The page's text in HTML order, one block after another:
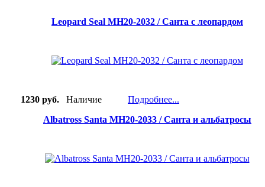
Leopard Seal MH20-2032 / Санта с леопардом
1230 руб. Наличие
Подробнее...
Albatross Santa MH20-2033 / Санта и альбатросы